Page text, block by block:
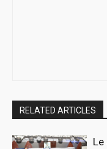
RELATED ARTICLES
Le